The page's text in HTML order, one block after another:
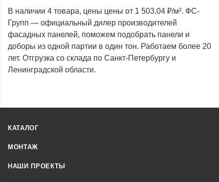
В наличии 4 товара, цены цены от 1 503.04 ₽/м². ФС-
Групп — официальный дилер производителей
фасадных панелей, поможем подобрать панели и
доборы из одной партии в один тон. Работаем более 20
лет. Отгрузка со склада по Санкт-Петербургу и
Ленинградской области.
КАТАЛОГ
МОНТАЖ
НАШИ ПРОЕКТЫ